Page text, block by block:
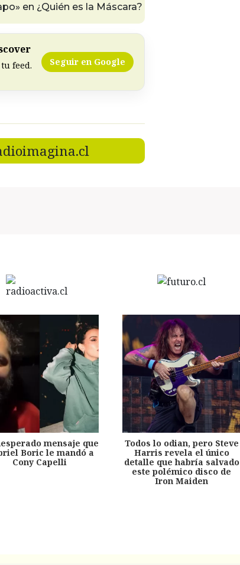
en ¿Quién es la Máscara?
feed. Seguir en Google
mensaje que
Boric le mandó a
Cony Capelli
Todos lo odian, pero Steve
Harris revela el único
detalle que habría salvado
este polémico disco de
Iron Maiden